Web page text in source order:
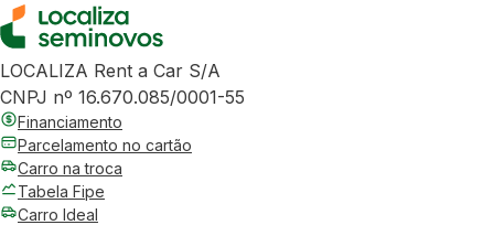
LOCALIZA Rent a Car S/A
CNPJ nº 16.670.085/0001-55
Financiamento
Parcelamento no cartão
Carro na troca
Tabela Fipe
Carro Ideal